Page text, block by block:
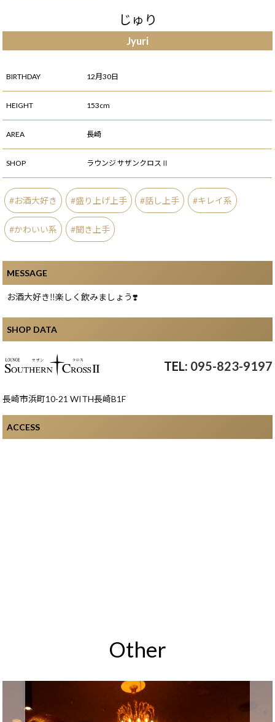
じゅり
Jyuri
BIRTHDAY 12月30日
HEIGHT 153cm
AREA 長崎
SHOP ラウンジ サザンクロスⅡ
お酒大好き 盛り上げ上手 話し上手 キレイ系
かわいい系 聞き上手
MESSAGE
お酒大好き‼️楽しく飲みましょう❣️
SHOP DATA
095-823-9197
長崎市浜町10-21 WITH長崎B1F
ACCESS
Other